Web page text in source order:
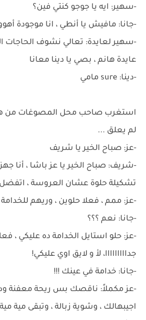
-سهير: ايه يا جوجو كنتي فين؟
-جانا: مافيش يا أنطي ، انا موجودة
-سهير لعايدة: تعالي نشوف الحاجات
عايدة هانم ، بصي يا دينا معانا
-دينا: sure مامي
استغرب صاحب محل المصوغات من
لم يعلق ...
-عز: صباح الخير يا شريف
-شريف: صباح الخير يا عز باشا ، أنا
تشكيلة حلوة عشان العروسة ،
-عز: ممم ، فعلا حلوين ، وريهم للخدامة
-جانا: نعم ؟؟؟
-عز: حلو استايل الخدامة ده عليكي ،
جدااااااااا، لأ و لايق اوي عليكي!
-جانا: خدامة في عينك !!!
-عز مكملاً: ناقصك بس ريحة معفنة
اجيبهالك ، وشوية زبالة ، وتبقى مية